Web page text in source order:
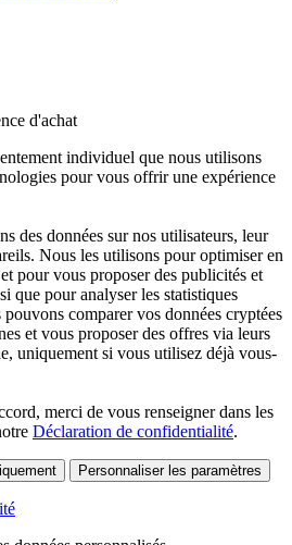
d'achat
individuel que nous utilisons
pour vous offrir une expérience
des données sur nos utilisateurs, leur
Nous les utilisons pour optimiser en
pour vous proposer des publicités et
que pour analyser les statistiques
comparer vos données cryptées
et vous proposer des offres via leurs
uniquement si vous utilisez déjà vous-
merci de vous renseigner dans les
Déclaration de confidentialité.
Personnaliser les paramètres